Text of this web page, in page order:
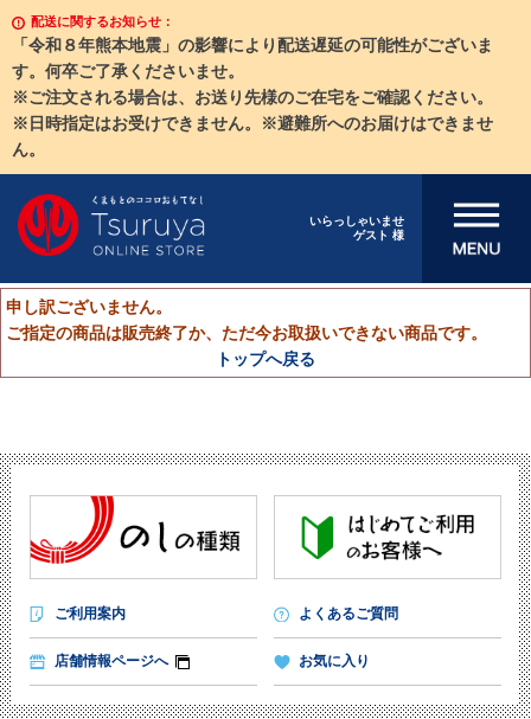
配送に関するお知らせ：
「令和８年熊本地震」の影響により配送遅延の可能性がございま
す。何卒ご了承くださいませ。
※ご注文される場合は、お送り先様のご在宅をご確認ください。
※日時指定はお受けできません。※避難所へのお届けはできませ
ん。
いらっしゃいませ
ゲスト 様
メニューを開
申し訳ございません。
ご指定の商品は販売終了か、ただ今お取扱いできない商品です。
トップへ戻る
ご利用案内 よくあるご質問
店舗情報ページへ お気に入り